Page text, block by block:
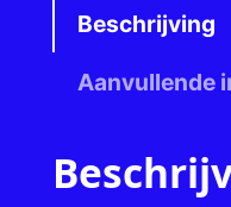
i
s
e
Beschrijving
Aanvullende